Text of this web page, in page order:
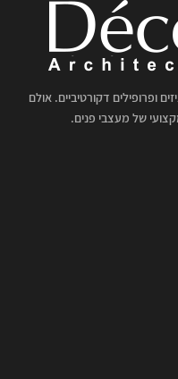
ופרופילים דקורטיביים. אולם